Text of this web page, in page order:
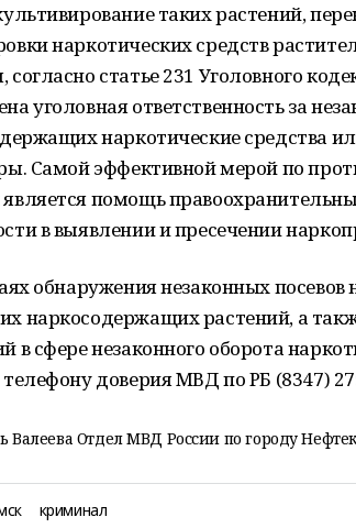
таких растений,
наркотических средств
статье 231 Уголовного
уголовная ответственность за
наркотические средства
Самой эффективной мерой по
помощь
в выявлении и пресечении
обнаружения незаконных
наркосодержащих растений, а
в сфере незаконного оборота
доверия МВД по РБ (8347)
Валеева Отдел МВД России по городу
криминал